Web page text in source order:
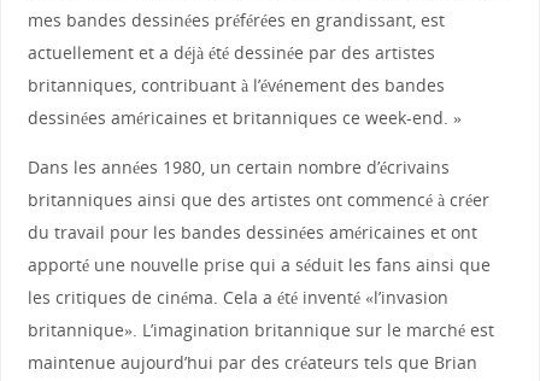
mes bandes dessinées préférées en grandissant, est
actuellement et a déjà été dessinée par des artistes
britanniques, contribuant à l’événement des bandes
dessinées américaines et britanniques ce week-end. »
Dans les années 1980, un certain nombre d’écrivains
britanniques ainsi que des artistes ont commencé à créer
du travail pour les bandes dessinées américaines et ont
apporté une nouvelle prise qui a séduit les fans ainsi que
les critiques de cinéma. Cela a été inventé «l’invasion
britannique». L’imagination britannique sur le marché est
maintenue aujourd’hui par des créateurs tels que Brian